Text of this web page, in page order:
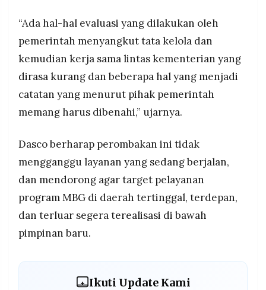
“Ada hal-hal evaluasi yang dilakukan oleh
pemerintah menyangkut tata kelola dan
kemudian kerja sama lintas kementerian yang
dirasa kurang dan beberapa hal yang menjadi
catatan yang menurut pihak pemerintah
memang harus dibenahi,” ujarnya.
Dasco berharap perombakan ini tidak
mengganggu layanan yang sedang berjalan,
dan mendorong agar target pelayanan
program MBG di daerah tertinggal, terdepan,
dan terluar segera terealisasi di bawah
pimpinan baru.
Ikuti Update Kami